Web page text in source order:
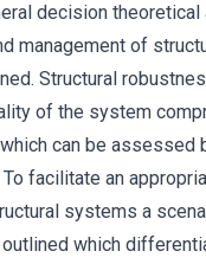
decision theoretical
management of
Structural
of the system
can be assessed
facilitate an
systems a
which